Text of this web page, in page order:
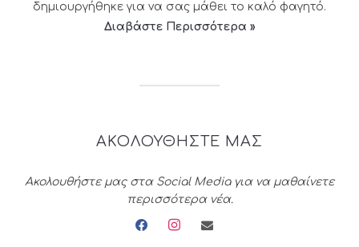
δημιουργήθηκε για να σας μάθει το καλό φαγητό.
Διαβάστε Περισσότερα »
ΑΚΟΛΟΥΘΗΣΤΕ ΜΑΣ
Ακολουθήστε μας στα Social Media για να μαθαίνετε
περισσότερα νέα.
facebookinstagramenvelope